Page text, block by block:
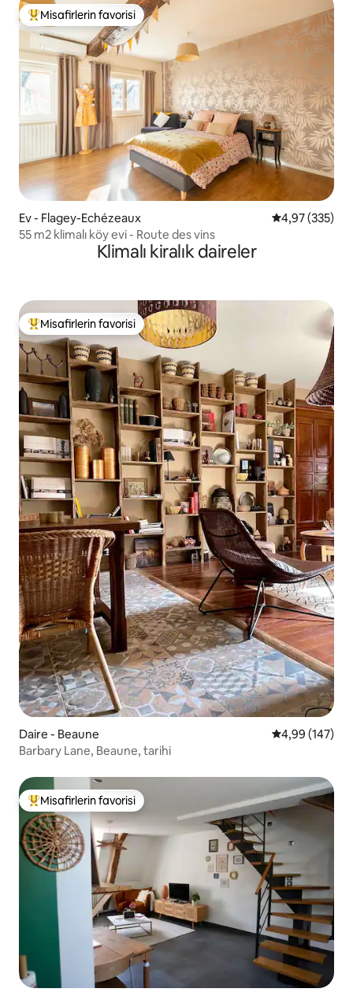
Misafirlerin favorilerinden en beğenilenler arasında
Misafirlerin favorisi
Ev - Flagey-Echézeaux 5 üzerinden
4,97 (335)
55 m2 klimalı köy evi - Route des vins
Klimalı kiralık daireler
Misafirlerin favorilerinden en beğenilenler arasında
Misafirlerin favorisi
Daire - Beaune 5 üzerinden
4,99 (147)
Barbary Lane, Beaune, tarihi
Misafirlerin favorilerinden en beğenilenler arasında
Misafirlerin favorisi